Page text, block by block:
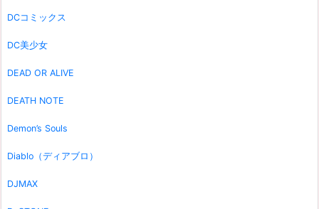
DCコミックス
DC美少女
DEAD OR ALIVE
DEATH NOTE
Demon’s Souls
Diablo（ディアブロ）
DJMAX